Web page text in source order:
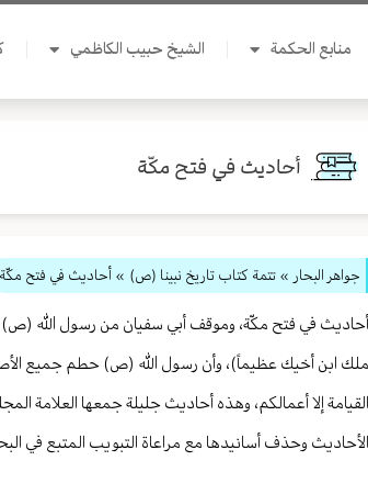
منابع الحكمة الشيخ حبيب الكاظمي
أحاديث في فتح مكّة
جواهر البحار » تتمة كتاب تاريخ نبينا (ص) » أحاديث في فتح مكّة
أحاديث في فتح مكّة، وموقف أبي سفيان من رسول الله
ملك ابن أخيك عظيماً)، وأن رسول الله (ص) حطم جميع
القيامة إلا أعمالكم، وهذه أحاديث جليلة جمعها العلامة
الأحاديث وحذف أسانيدها مع مراعاة التبويب المتبع في